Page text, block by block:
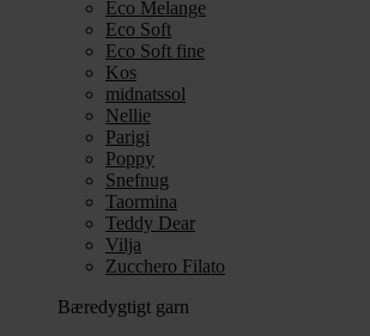
Eco Melange
Eco Soft
Eco Soft fine
Kos
midnatssol
Nellie
Parigi
Poppy
Snefnug
Taormina
Teddy Dear
Vilja
Zucchero Filato
Bæredygtigt garn